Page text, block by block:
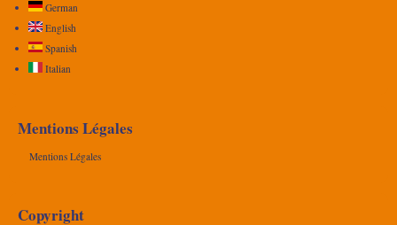
German
English
Spanish
Italian
Mentions Légales
Mentions Légales
Copyright